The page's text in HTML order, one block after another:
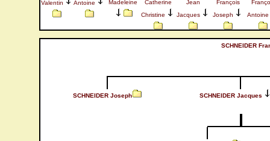
Valentin
Antoine
Madeleine
Catherine
Christine
Jean
Jacques
François
Joseph
Antoine
SCHNEIDER
SCHNEIDER Joseph SCHNEIDER Jacques